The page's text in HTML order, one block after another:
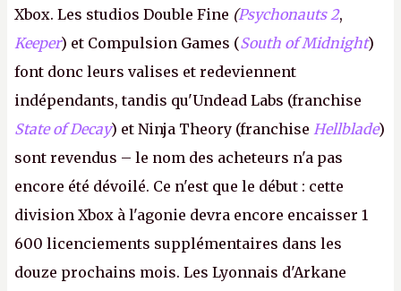
Xbox. Les studios Double Fine (Psychonauts 2,
Keeper) et Compulsion Games (South of Midnight)
font donc leurs valises et redeviennent
indépendants, tandis qu'Undead Labs (franchise
State of Decay) et Ninja Theory (franchise Hellblade)
sont revendus – le nom des acheteurs n'a pas
encore été dévoilé. Ce n'est que le début : cette
division Xbox à l'agonie devra encore encaisser 1
600 licenciements supplémentaires dans les
douze prochains mois. Les Lyonnais d'Arkane